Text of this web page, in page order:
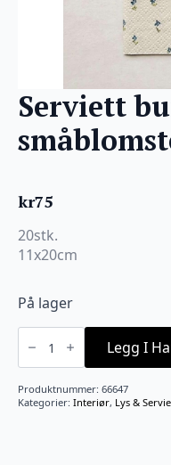
Serviett
kr75
20stk.
11x20cm
På lager
Serviett
buffet
småblomster
med
bær
antall
Legg I
Produktnummer: 66647
Kategorier: Interiør, Lys &